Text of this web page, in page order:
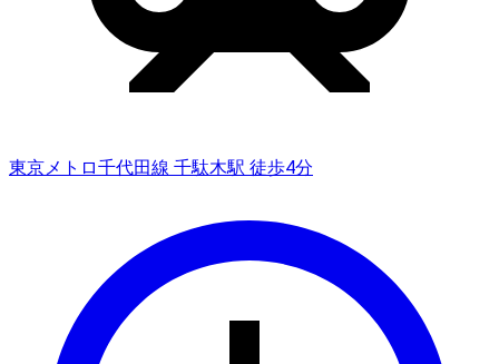
東京メトロ千代田線 千駄木駅 徒歩4分